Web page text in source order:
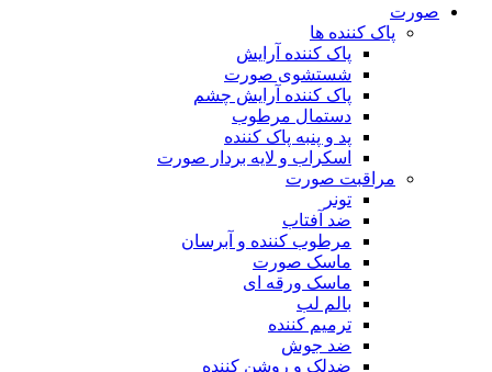
صورت
پاک کننده ها
پاک کننده آرایش
شستشوی صورت
پاک کننده آرایش چشم
دستمال مرطوب
پد و پنبه پاک کننده
اسکراب و لایه بردار صورت
مراقبت صورت
تونر
ضد آفتاب
مرطوب کننده و آبرسان
ماسک صورت
ماسک ورقه ای
بالم لب
ترمیم کننده
ضد جوش
ضدلک و روشن کننده